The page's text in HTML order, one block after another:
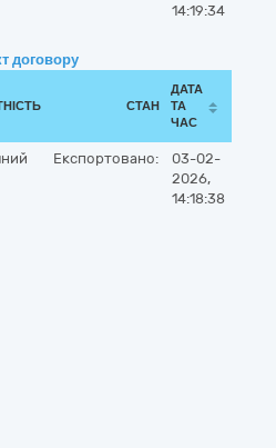
14:19:34
договору
СТАН
ДАТА
ТА
ЧАС
Експортовано:
03-02-
2026,
14:18:38